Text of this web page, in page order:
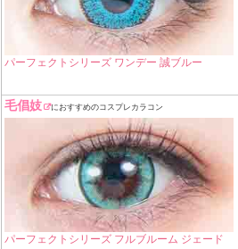
パーフェクトシリーズ ワンデー 誠ブルー
毛倡妓 におすすめのコスプレカラコン
パーフェクトシリーズ フルブルーム ジェード